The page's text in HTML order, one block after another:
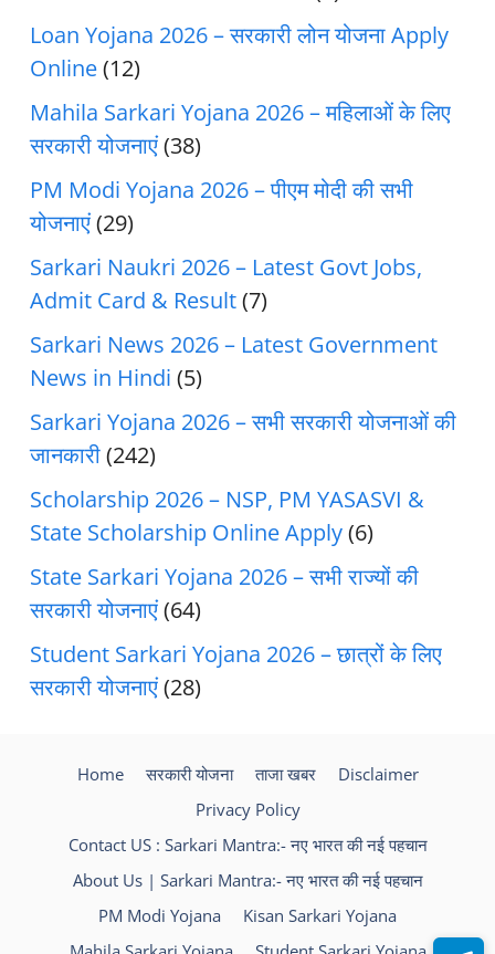
Loan Yojana 2026 – सरकारी लोन योजना Apply
Online(12)
Mahila Sarkari Yojana 2026 – महिलाओं के लिए
सरकारी योजनाएं(38)
PM Modi Yojana 2026 – पीएम मोदी की सभी
योजनाएं(29)
Sarkari Naukri 2026 – Latest Govt Jobs,
Admit Card & Result(7)
Sarkari News 2026 – Latest Government
News in Hindi (5)
Sarkari Yojana 2026 – सभी सरकारी योजनाओं की
जानकारी(242)
Scholarship 2026 – NSP, PM YASASVI &
State Scholarship Online Apply(6)
State Sarkari Yojana 2026 – सभी राज्यों की
सरकारी योजनाएं(64)
Student Sarkari Yojana 2026 – छात्रों के लिए
सरकारी योजनाएं(28)
Home सरकारी योजना ताजा खबर
Disclaimer
Privacy Policy
Contact US : Sarkari Mantra:- नए भारत की नई पहचान
About Us | Sarkari Mantra:- नए भारत की नई पहचान
PM Modi Yojana
Kisan Sarkari Yojana